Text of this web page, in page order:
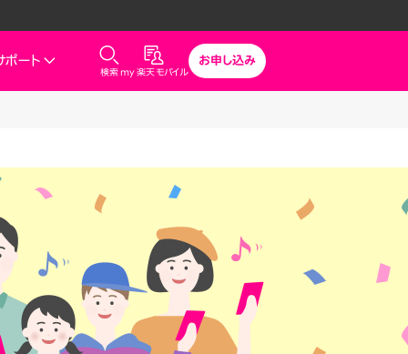
最強おうちプログラム
スマホ＋Rakuten Turbo
みで毎月1,000ポイント還元
スマホ＋楽天ひかり
楽天ひかり初めて申し込みで毎
月1,000ポイント還元
ポート
バイル
かり
んき
検索 my 楽天モバイル
お申し込み